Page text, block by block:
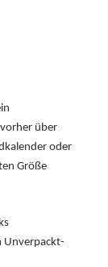
über
oder
Größe
Unverpackt-